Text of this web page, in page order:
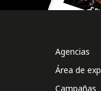
Agencias
Área de
Campañas